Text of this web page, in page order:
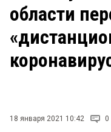
НОВОСТИ КОМПАНИЙ
области
18 января 2021 10:42 0